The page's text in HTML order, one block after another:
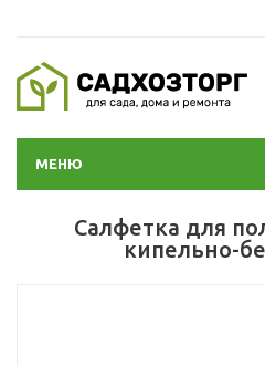
МЕНЮ
Салфетка для
кипельно-